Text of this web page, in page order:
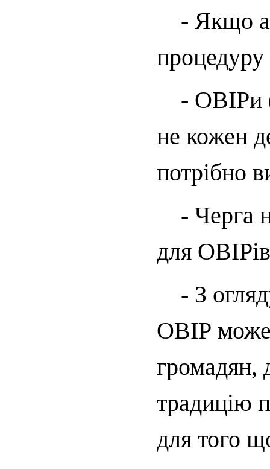
- Якщо
процедуру
- ОВІРи
не кожен
потрібно
- Черга
для ОВІРів
- З
ОВІР може
громадян,
традицію
для того